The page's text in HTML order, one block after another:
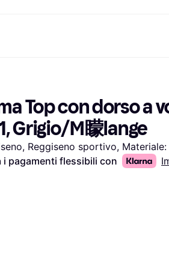
Esplora i negozi
Abbonamento
Saldo
Conto di
Deposito
Conto deposito
Salute & Bellezza
Abbigliamento
Giocattoli
Case e Interni
Audio e Video
Sport e Outdoor
Telefoni
Bambini
Trasporti
Giardino
Cucina
Top con dorso a
Grigio/M矇lange
Reggiseno sportivo,
i pagamenti flessibili con